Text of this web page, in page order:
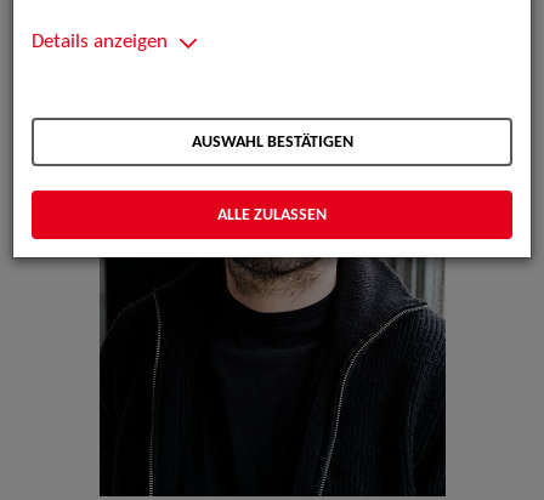
Details anzeigen
AUSWAHL BESTÄTIGEN
ALLE ZULASSEN